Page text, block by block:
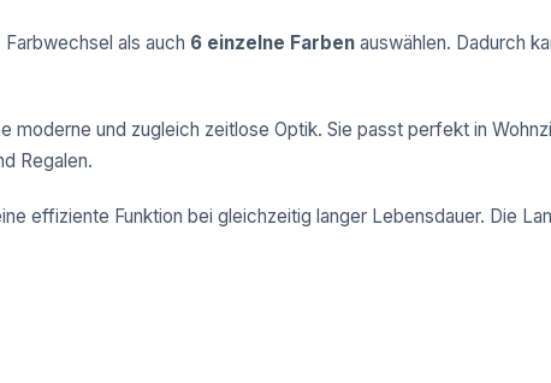
als auch 6 einzelne Farben auswählen. Dadurch
moderne und zugleich zeitlose Optik. Sie passt perfekt in
Regalen.
effiziente Funktion bei gleichzeitig langer Lebensdauer. Die